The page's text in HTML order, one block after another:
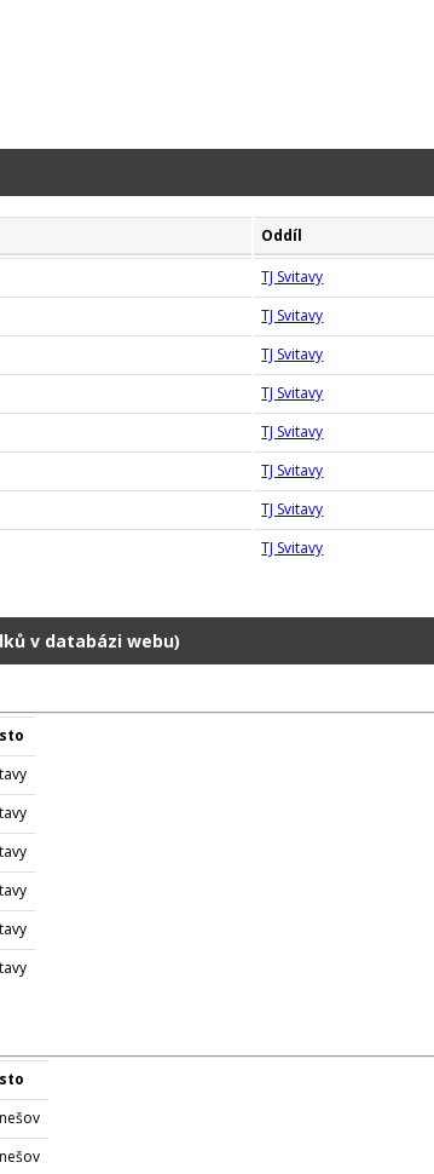
Oddíl
TJ Svitavy
TJ Svitavy
TJ Svitavy
TJ Svitavy
TJ Svitavy
TJ Svitavy
TJ Svitavy
TJ Svitavy
v databázi webu)